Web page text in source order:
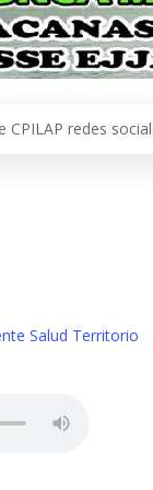
CPILAP redes
Salud Territorio